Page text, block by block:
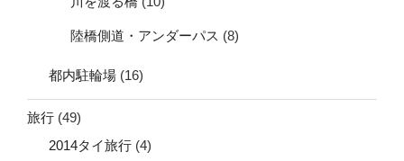
陸橋側道・アンダーパス (8)
都内駐輪場 (16)
旅行 (49)
2014タイ旅行 (4)